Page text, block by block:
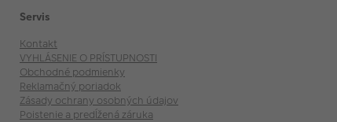
Servis
Kontakt
VYHLÁSENIE O PRÍSTUPNOSTI
Obchodné podmienky
Reklamačný poriadok
Zásady ochrany osobných údajov
Poistenie a predĺžená záruka